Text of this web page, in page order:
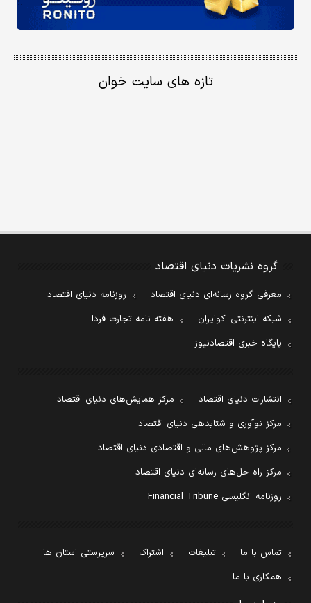
تازه های سایت خوان
گروه نشریات دنیای اقتصاد
معرفی گروه رسانه‌ای دنیای اقتصاد
روزنامه دنیای اقتصاد
شبکه اینترنتی اکوایران
هفته نامه تجارت فردا
پایگاه خبری اقتصادنیوز
انتشارات دنیای اقتصاد
مرکز همایش‌های دنیای اقتصاد
مرکز نوآوری و شتابدهی دنیای اقتصاد
مرکز پژوهش‌های مالی و اقتصادی دنیای اقتصاد
مرکز راه حل‌های رسانه‌ای دنیای اقتصاد
روزنامه انگلیسی Financial Tribune
تماس با ما تبلیغات اشتراک
سرپرستی استان ها
همکاری با ما